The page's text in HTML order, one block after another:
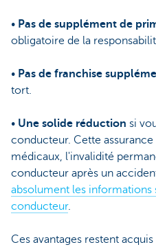
• Pas de supplément de
obligatoire de la
• Pas de franchise
tort.
• Une solide réduction si
conducteur. Cette
médicaux, l'invalidité
conducteur après un
absolument les informations
conducteur.
Ces avantages restent